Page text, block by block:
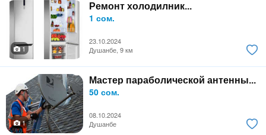
Ремонт холодилник...
1 сом.
23.10.2024
1
Душанбе, 9 км
Мастер параболической антенны...
50 сом.
08.10.2024
1
Душанбе